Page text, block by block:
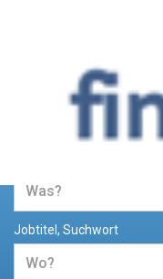
Jobs und
Bereich Finanzen
Jobtitel, Suchwort